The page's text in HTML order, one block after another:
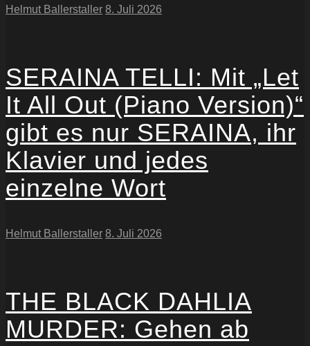
Helmut Ballerstaller 8. Juli 2026
SERAINA TELLI: Mit „Let
It All Out (Piano Version)“
gibt es nur SERAINA, ihr
Klavier und jedes
einzelne Wort
Helmut Ballerstaller 8. Juli 2026
THE BLACK DAHLIA
MURDER: Gehen ab